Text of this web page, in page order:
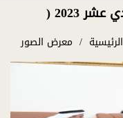
منافسات مسابقات الرماية الحادي عشر 2023 (
الرئيسية معرض الصور